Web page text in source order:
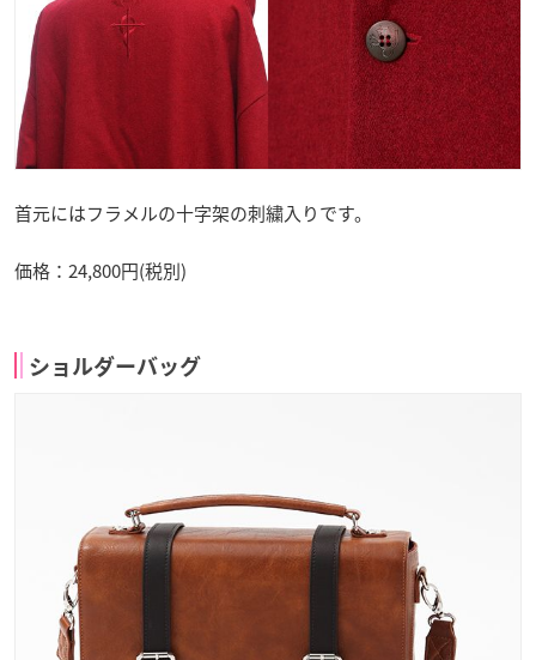
首元にはフラメルの十字架の刺繍入りです。
価格：24,800円(税別)
ショルダーバッグ